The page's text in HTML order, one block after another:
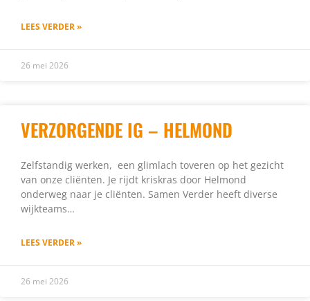
LEES VERDER »
26 mei 2026
VERZORGENDE IG – HELMOND
Zelfstandig werken, een glimlach toveren op het gezicht
van onze cliënten. Je rijdt kriskras door Helmond
onderweg naar je cliënten. Samen Verder heeft diverse
wijkteams…
LEES VERDER »
26 mei 2026